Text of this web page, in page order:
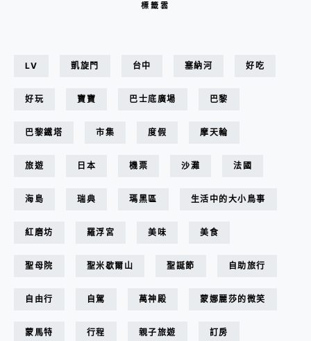
標籤雲
LV 凱旋門 台中 塞納河 好吃
好玩 寶寶 巴士底廣場 巴黎
巴黎鐵塔 市集 度假 摩天輪
旅遊 日本 機票 沙灘 法國
海島 瑞典 瑪黑區 生活中的大小鳥事
紅磨坊 羅浮宮 美味 美食
聖母院 聖米歇爾山 聖誕節 自助旅行
自由行 自駕 萬神殿 蒙娜麗莎的微笑
蒙馬特 行程 親子旅遊 訂房